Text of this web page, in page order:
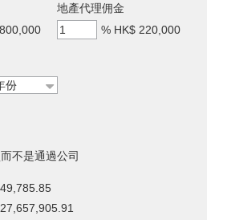
地產代理佣金
% HK$ 220,000
不是通過公司